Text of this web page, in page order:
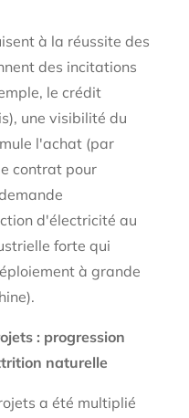
à la réussite des
des incitations
le crédit
une visibilité du
l'achat (par
contrat pour
d'électricité au
forte qui
à grande
: progression
naturelle
a été multiplié